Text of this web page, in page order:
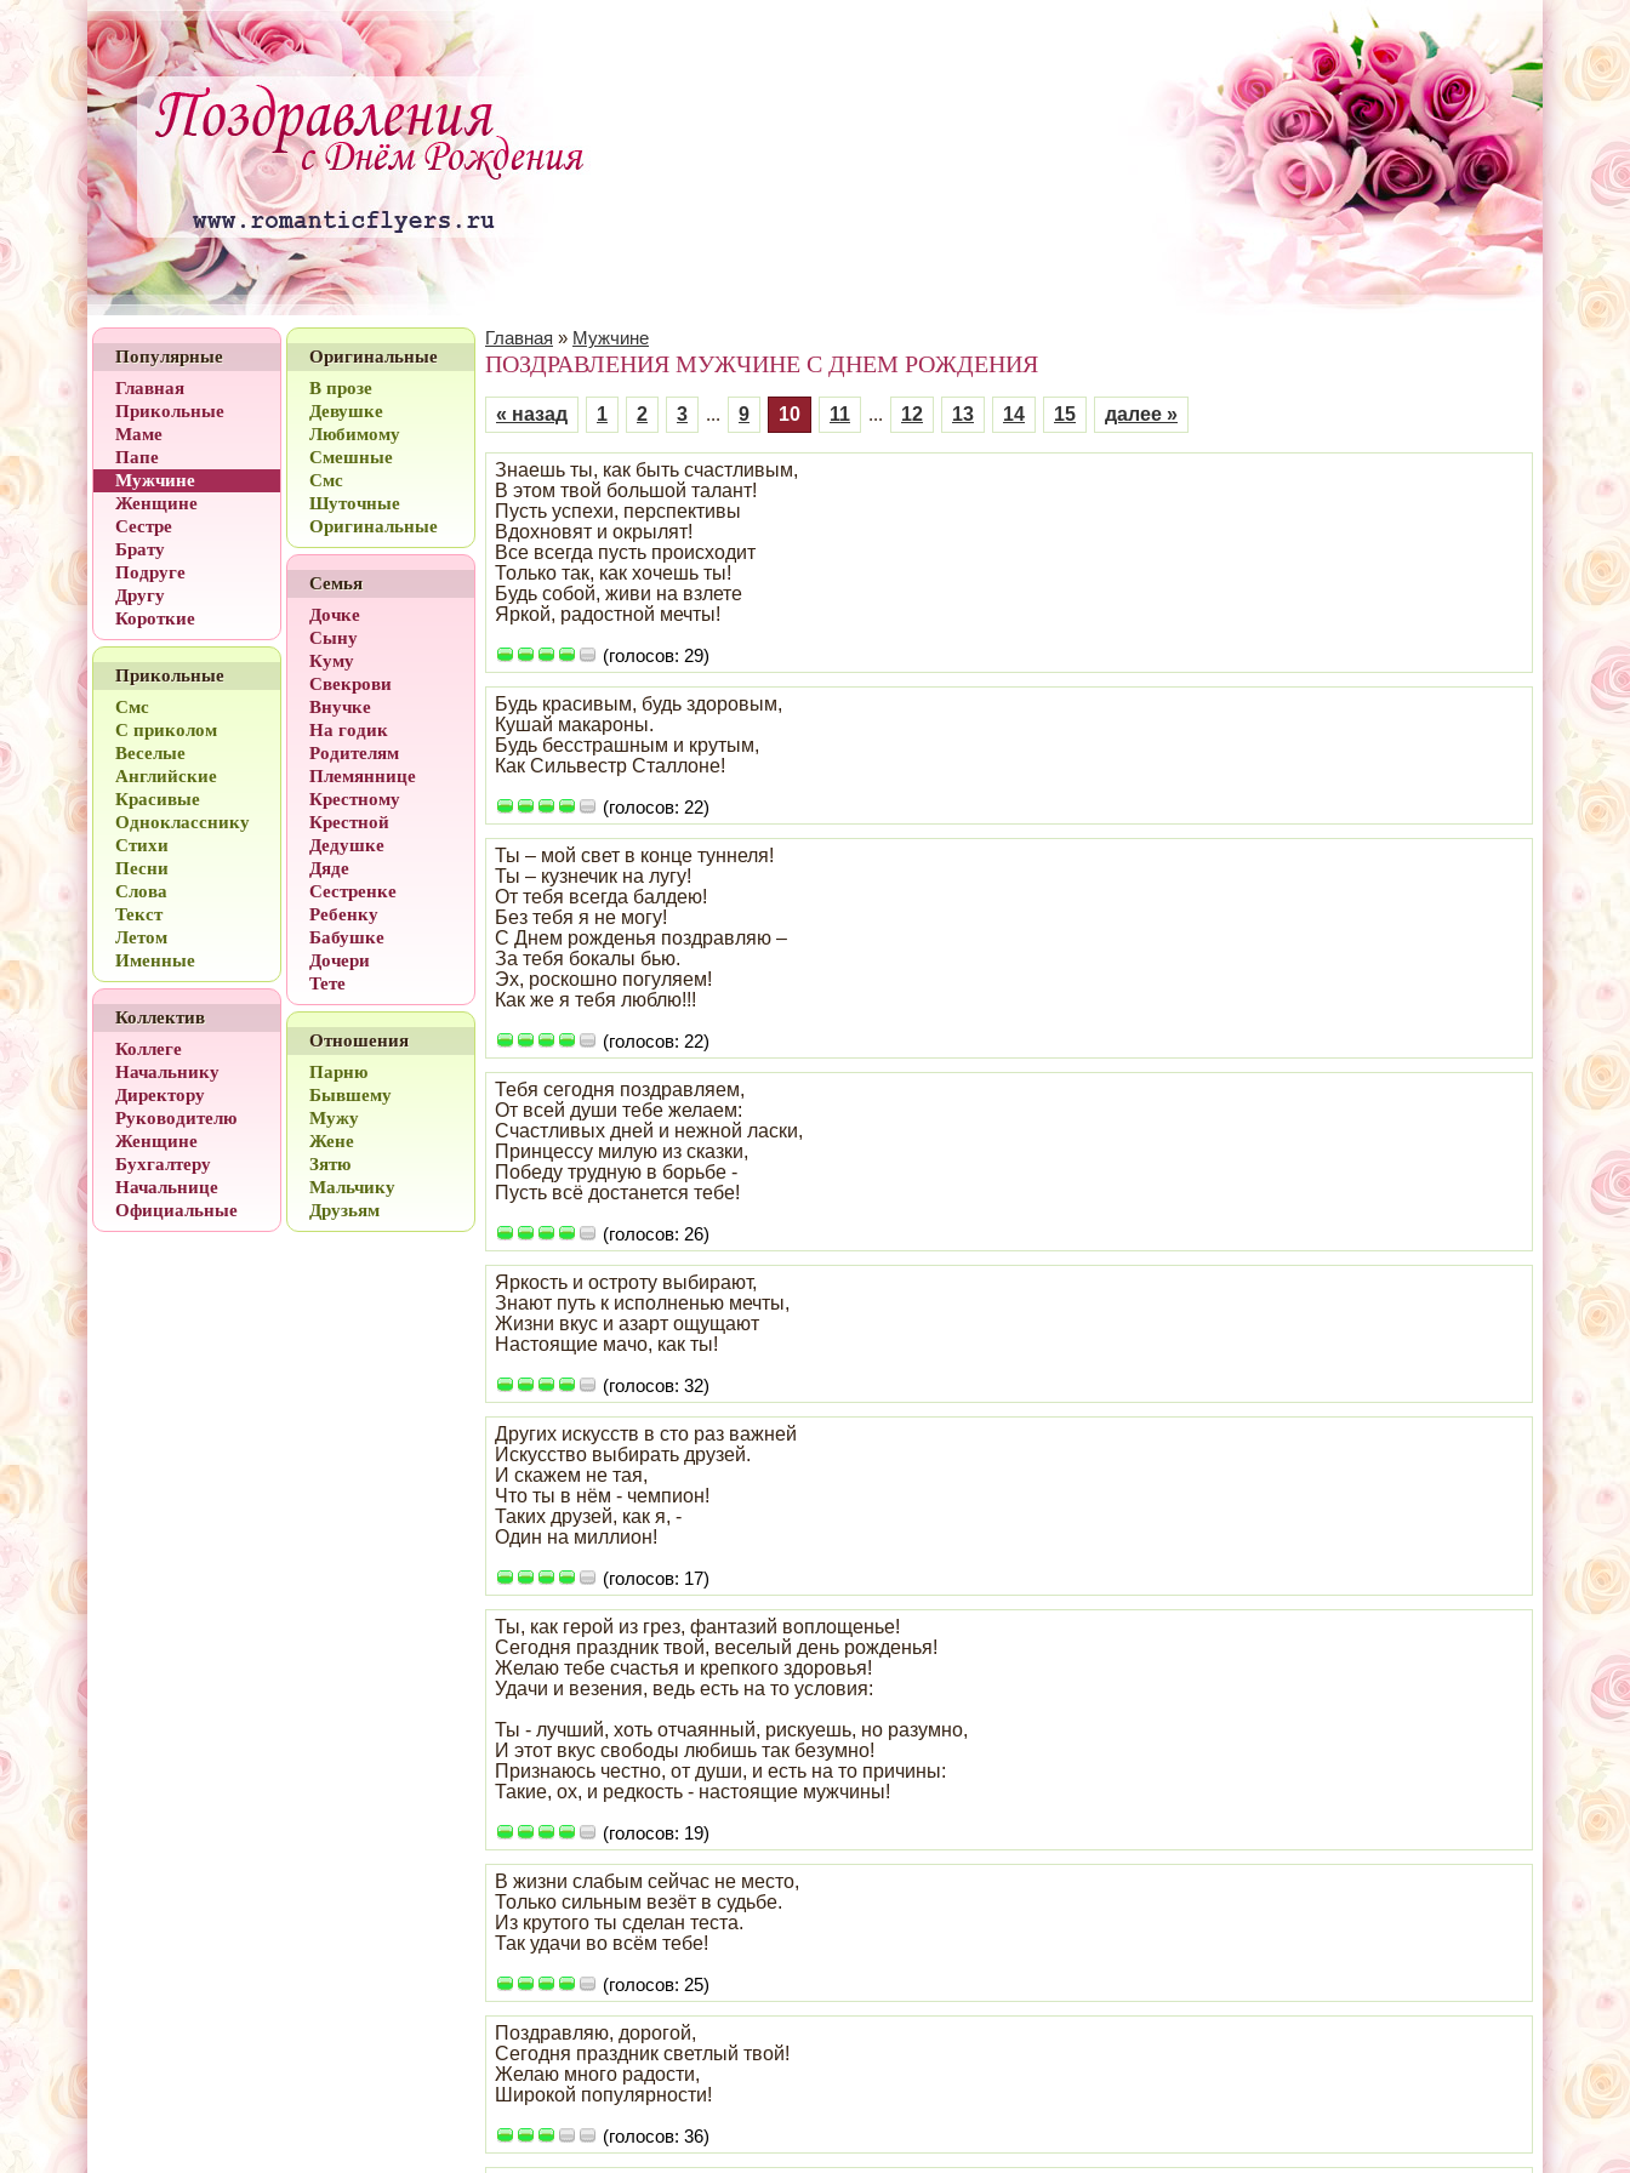
Главная » Мужчине
ПОЗДРАВЛЕНИЯ МУЖЧИНЕ С ДНЕМ РОЖДЕНИЯ
« назад 1 2 3 ... 9 10 11 ... 12 13 14 15 далее »
Знаешь ты, как быть счастливым,
В этом твой большой талант!
Пусть успехи, перспективы
Вдохновят и окрылят!
Все всегда пусть происходит
Только так, как хочешь ты!
Будь собой, живи на взлете
Яркой, радостной мечты!
(голосов: 29)
Будь красивым, будь здоровым,
Кушай макароны.
Будь бесстрашным и крутым,
Как Сильвестр Сталлоне!
(голосов: 22)
Ты – мой свет в конце туннеля!
Ты – кузнечик на лугу!
От тебя всегда балдею!
Без тебя я не могу!
С Днем рожденья поздравляю –
За тебя бокалы бью.
Эх, роскошно погуляем!
Как же я тебя люблю!!!
(голосов: 22)
Тебя сегодня поздравляем,
От всей души тебе желаем:
Счастливых дней и нежной ласки,
Принцессу милую из сказки,
Победу трудную в борьбе -
Пусть всё достанется тебе!
(голосов: 26)
Яркость и остроту выбирают,
Знают путь к исполненью мечты,
Жизни вкус и азарт ощущают
Настоящие мачо, как ты!
(голосов: 32)
Других искусств в сто раз важней
Искусство выбирать друзей.
И скажем не тая,
Что ты в нём - чемпион!
Таких друзей, как я, -
Один на миллион!
(голосов: 17)
Ты, как герой из грез, фантазий воплощенье!
Сегодня праздник твой, веселый день рожденья!
Желаю тебе счастья и крепкого здоровья!
Удачи и везения, ведь есть на то условия:
Ты - лучший, хоть отчаянный, рискуешь, но разумно,
И этот вкус свободы любишь так безумно!
Признаюсь честно, от души, и есть на то причины:
Такие, ох, и редкость - настоящие мужчины!
(голосов: 19)
В жизни слабым сейчас не место,
Только сильным везёт в судьбе.
Из крутого ты сделан теста.
Так удачи во всём тебе!
(голосов: 25)
Поздравляю, дорогой,
Сегодня праздник светлый твой!
Желаю много радости,
Широкой популярности!
(голосов: 36)
Популярные
Главная
Прикольные
Маме
Папе
Мужчине
Женщине
Сестре
Брату
Подруге
Другу
Короткие
Прикольные
Смс
С приколом
Веселые
Английские
Красивые
Однокласснику
Стихи
Песни
Слова
Текст
Летом
Именные
Коллектив
Коллеге
Начальнику
Директору
Руководителю
Женщине
Бухгалтеру
Начальнице
Официальные
Оригинальные
В прозе
Девушке
Любимому
Смешные
Смс
Шуточные
Оригинальные
Семья
Дочке
Сыну
Куму
Свекрови
Внучке
На годик
Родителям
Племяннице
Крестному
Крестной
Дедушке
Дяде
Сестренке
Ребенку
Бабушке
Дочери
Тете
Отношения
Парню
Бывшему
Мужу
Жене
Зятю
Мальчику
Друзьям